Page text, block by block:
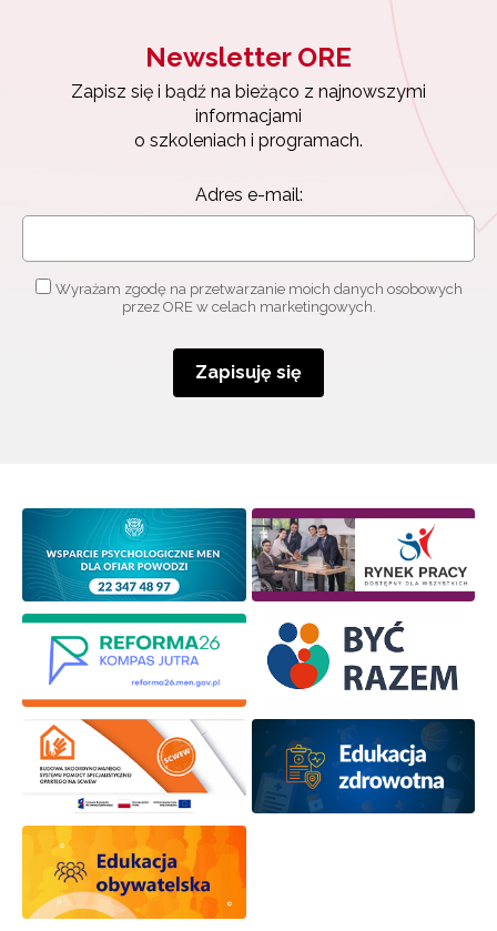
Newsletter ORE
Zapisz się i bądź na bieżąco z najnowszymi
informacjami
o szkoleniach i programach.
Adres e-mail:
Wyrażam zgodę na przetwarzanie moich danych osobowych
przez ORE w celach marketingowych.
Zapisuję się
Zapisz się i bądź na bieżąco z najnowszymi
informacjami
o szkoleniach i programach.
Adres e-mail:
osobowych przez ORE w celach marketingowych.
Zapisuję się